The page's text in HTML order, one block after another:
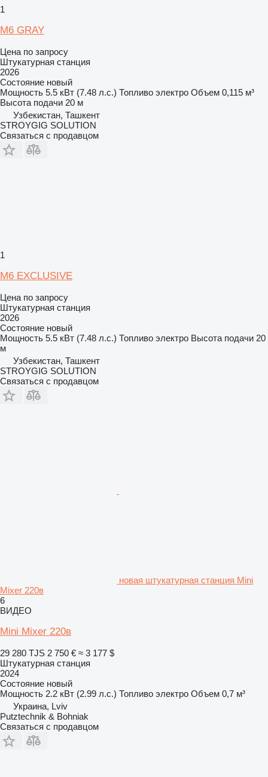
1
M6 GRAY
Цена по запросу
Штукатурная станция
2026
Состояние новый
Мощность 5.5 кВт (7.48 л.с.) Топливо электро Объем 0,115 м³
Высота подачи 20 м
Узбекистан, Ташкент
STROYGIG SOLUTION
Связаться с продавцом
1
M6 EXCLUSIVE
Цена по запросу
Штукатурная станция
2026
Состояние новый
Мощность 5.5 кВт (7.48 л.с.) Топливо электро Высота подачи 20
м
Узбекистан, Ташкент
STROYGIG SOLUTION
Связаться с продавцом
новая штукатурная станция Mini
Mixer 220в
6
ВИДЕО
Mini Mixer 220в
29 280 TJS 2 750 € ≈ 3 177 $
Штукатурная станция
2024
Состояние новый
Мощность 2.2 кВт (2.99 л.с.) Топливо электро Объем 0,7 м³
Украина, Lviv
Рutztechnik & Bohniak
Связаться с продавцом